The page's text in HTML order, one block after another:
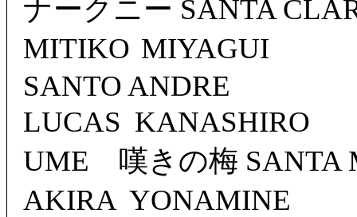
ナークニー SANTA
MITIKO MIYAGUI
SANTO ANDRE
LUCAS
UME 嘆きの梅 SANTA
AKIRA